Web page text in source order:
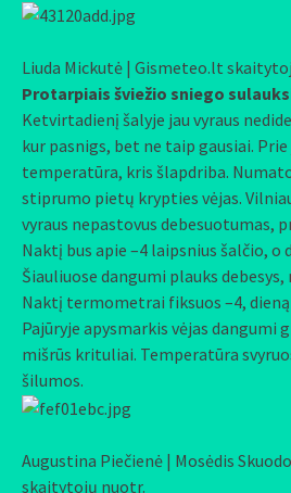
Liuda Mickutė | Gismeteo.lt
Protarpiais šviežio sniego
Ketvirtadienį šalyje jau vyraus
kur pasnigs, bet ne taip gausiai.
temperatūra, kris šlapdriba.
stiprumo pietų krypties vėjas.
vyraus nepastovus debesuotumas,
Naktį bus apie –4 laipsnius šalčio, o
Šiauliuose dangumi plauks debesys,
Naktį termometrai fiksuos –4,
Pajūryje apysmarkis vėjas dangumi
mišrūs krituliai. Temperatūra
šilumos.
Augustina Piečienė | Mosėdis
skaitytojų nuotr.